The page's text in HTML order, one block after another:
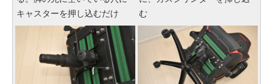
キャスターを押し込むだけ
む